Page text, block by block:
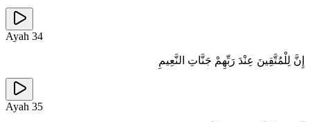
Ayah 34
إِنَّ لِلْمُتَّقِينَ عِنْدَ رَبِّهِمْ جَنَّاتِ النَّعِيمِ
Ayah 35